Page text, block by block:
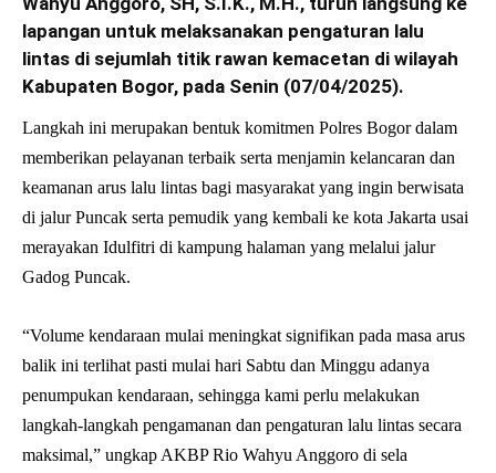
lapangan untuk melaksanakan pengaturan lalu
lintas di sejumlah titik rawan kemacetan di wilayah
Kabupaten Bogor, pada Senin (07/04/2025).
Langkah ini merupakan bentuk komitmen Polres Bogor dalam
memberikan pelayanan terbaik serta menjamin kelancaran dan
keamanan arus lalu lintas bagi masyarakat yang ingin berwisata
di jalur Puncak serta pemudik yang kembali ke kota Jakarta usai
merayakan Idulfitri di kampung halaman yang melalui jalur
Gadog Puncak.
“Volume kendaraan mulai meningkat signifikan pada masa arus
balik ini terlihat pasti mulai hari Sabtu dan Minggu adanya
penumpukan kendaraan, sehingga kami perlu melakukan
langkah-langkah pengamanan dan pengaturan lalu lintas secara
maksimal,” ungkap AKBP Rio Wahyu Anggoro di sela